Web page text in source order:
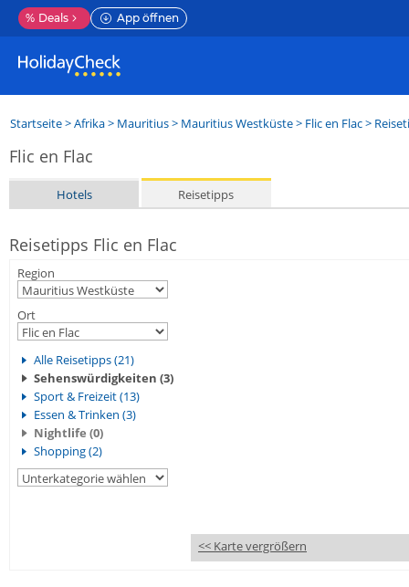
% Deals App öffnen
Startseite>Afrika> Mauritius> Mauritius Westküste> Flic en Flac>
Flic en Flac
Hotels Reisetipps
Reisetipps Flic en Flac
Region
Ort
Alle Reisetipps (21)
Sehenswürdigkeiten (3)
Sport & Freizeit (13)
Essen & Trinken (3)
Nightlife (0)
Shopping (2)
<< Karte vergrößern